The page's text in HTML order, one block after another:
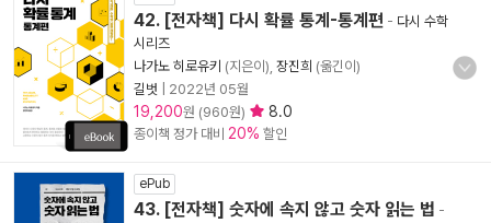
42. [전자책] 다시 확률 통계-통계편 - 다시 수학
시리즈
나가노 히로유키 (지은이), 장진희 (옮긴이)
길벗
2022년 05월
19,200원 (960원) 8.0
종이책 정가 대비 20% 할인
ePub
43. [전자책] 숫자에 속지 않고 숫자 읽는 법 -